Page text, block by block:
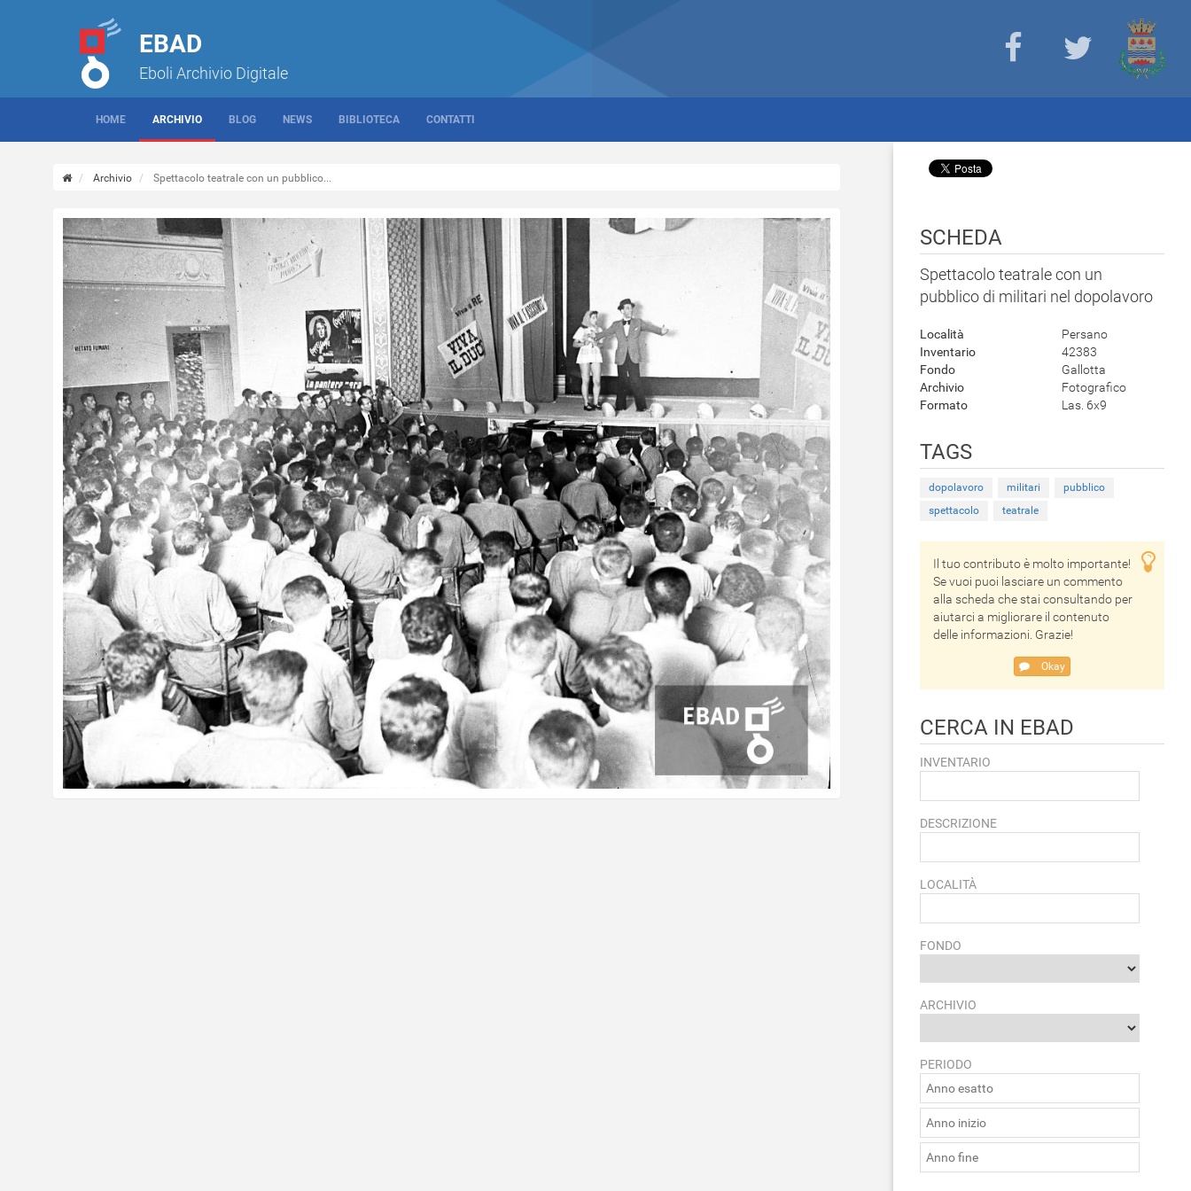
EBAD
Eboli Archivio Digitale
HOME ARCHIVIO BLOG NEWS BIBLIOTECA CONTATTI
Archivio Spettacolo teatrale con un pubblico...
SCHEDA
Spettacolo teatrale con un
pubblico di militari nel dopolavoro
Località
Persano
Inventario
42383
Fondo
Gallotta
Archivio
Fotografico
Formato
Las. 6x9
TAGS
dopolavoro militari
pubblico
spettacolo
teatrale
Il tuo contributo è molto importante!
Se vuoi puoi lasciare un commento
alla scheda che stai consultando per
aiutarci a migliorare il contenuto
delle informazioni. Grazie!
Okay
CERCA IN EBAD
INVENTARIO
DESCRIZIONE
LOCALITÀ
FONDO
ARCHIVIO
PERIODO